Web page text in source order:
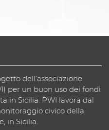
dell’associazione
per un buon uso dei fondi
in Sicilia. PWI lavora dal
civico della
in Sicilia.